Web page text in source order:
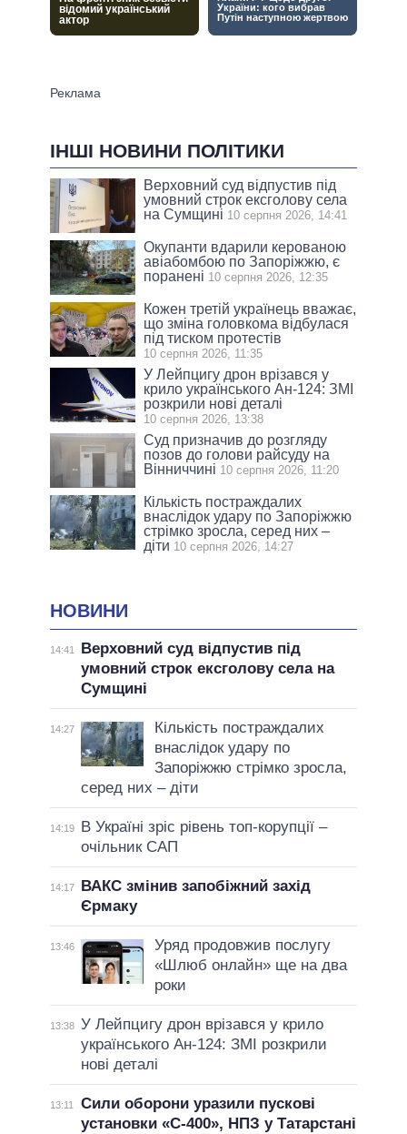
ІНШІ НОВИНИ ПОЛІТИКИ
Верховний суд відпустив під
умовний строк ексголову села
на Сумщині 10 серпня 2026, 14:41
Окупанти вдарили керованою
авіабомбою по Запоріжжю, є
поранені 10 серпня 2026, 12:35
Кожен третій українець вважає,
що зміна головкома відбулася
під тиском протестів
10 серпня 2026, 11:35
У Лейпцигу дрон врізався у
крило українського Ан-124: ЗМІ
розкрили нові деталі
10 серпня 2026, 13:38
Суд призначив до розгляду
позов до голови райсуду на
Вінниччині 10 серпня 2026, 11:20
Кількість постраждалих
внаслідок удару по Запоріжжю
стрімко зросла, серед них –
діти 10 серпня 2026, 14:27
НОВИНИ
14:41
Верховний суд відпустив під
умовний строк ексголову села на
Сумщині
14:27
Кількість постраждалих
внаслідок удару по
Запоріжжю стрімко зросла,
серед них – діти
14:19
В Україні зріс рівень топ-корупції –
очільник САП
14:17
ВАКС змінив запобіжний захід
Єрмаку
13:46
Уряд продовжив послугу
«Шлюб онлайн» ще на два
роки
13:38 У Лейпцигу дрон врізався у крило
українського Ан-124: ЗМІ розкрили
нові деталі
13:11
Сили оборони уразили пускові
установки «С-400», НПЗ у Татарстані